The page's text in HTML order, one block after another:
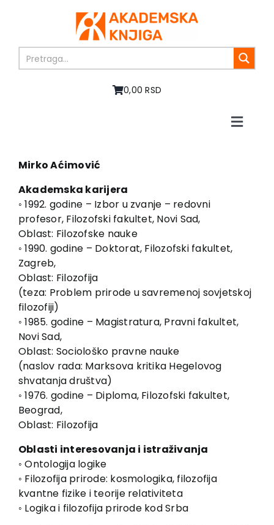
0,00 RSD
Toggle
O nama
Knjige
U pripremi
Akcija
Autori
Vesti
EU PROJEKTI
Kontakt
Mirko Aćimović
Akademska karijera
◦ 1992. godine – Izbor u zvanje – redovni
profesor, Filozofski fakultet, Novi Sad,
Oblast: Filozofske nauke
◦ 1990. godine – Doktorat, Filozofski fakultet,
Zagreb,
Oblast: Filozofija
(teza: Problem prirode u savremenoj sovjetskoj
filozofiji)
◦ 1985. godine – Magistratura, Pravni fakultet,
Novi Sad,
Oblast: Sociološko pravne nauke
(naslov rada: Marksova kritika Hegelovog
shvatanja društva)
◦ 1976. godine – Diploma, Filozofski fakultet,
Beograd,
Oblast: Filozofija
Oblasti interesovanja i istraživanja
◦ Ontologija logike
◦ Filozofija prirode: kosmologika, filozofija
kvantne fizike i teorije relativiteta
◦ Logika i filozofija prirode kod Srba